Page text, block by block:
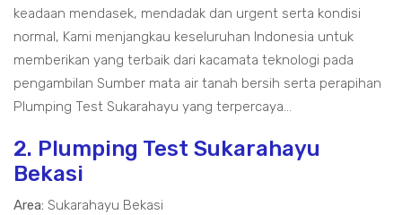
keadaan mendasek, mendadak dan urgent serta kondisi
normal, Kami menjangkau keseluruhan Indonesia untuk
memberikan yang terbaik dari kacamata teknologi pada
pengambilan Sumber mata air tanah bersih serta perapihan
Plumping Test Sukarahayu yang terpercaya...
2. Plumping Test Sukarahayu
Bekasi
Area: Sukarahayu Bekasi